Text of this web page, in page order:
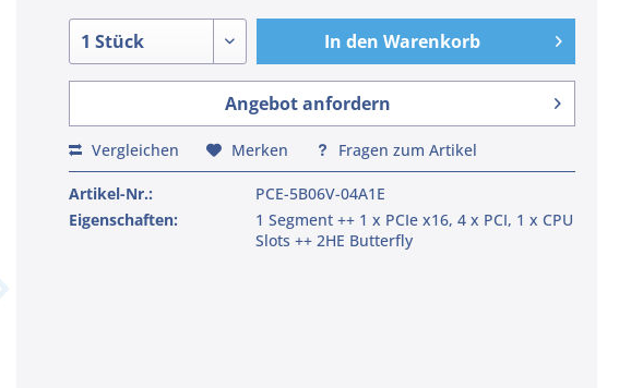
In den Warenkorb
Angebot anfordern
Vergleichen Merken Fragen zum Artikel
Artikel-Nr.:
PCE-5B06V-04A1E
Eigenschaften:
1 Segment ++ 1 x PCIe x16, 4 x PCI, 1 x CPU
Slots ++ 2HE Butterfly